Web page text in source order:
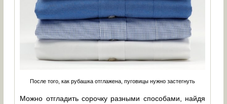
После того, как рубашка отглажена, пуговицы нужно застегнуть
Можно отгладить сорочку разными способами, найдя